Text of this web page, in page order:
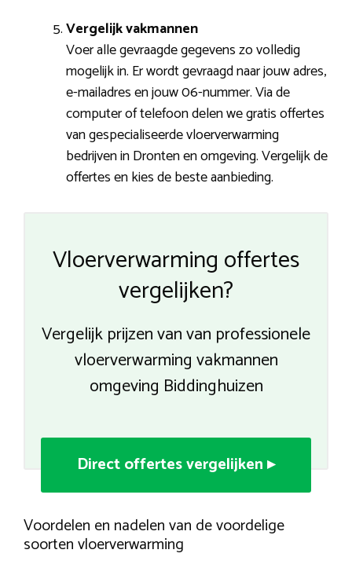
Vergelijk vakmannen
Voer alle gevraagde gegevens zo volledig
mogelijk in. Er wordt gevraagd naar jouw adres,
e-mailadres en jouw 06-nummer. Via de
computer of telefoon delen we gratis offertes
van gespecialiseerde vloerverwarming
bedrijven in Dronten en omgeving. Vergelijk de
offertes en kies de beste aanbieding.
Vloerverwarming offertes
vergelijken?
Vergelijk prijzen van van professionele
vloerverwarming vakmannen
omgeving Biddinghuizen
Direct offertes vergelijken ▸
Voordelen en nadelen van de voordelige
soorten vloerverwarming